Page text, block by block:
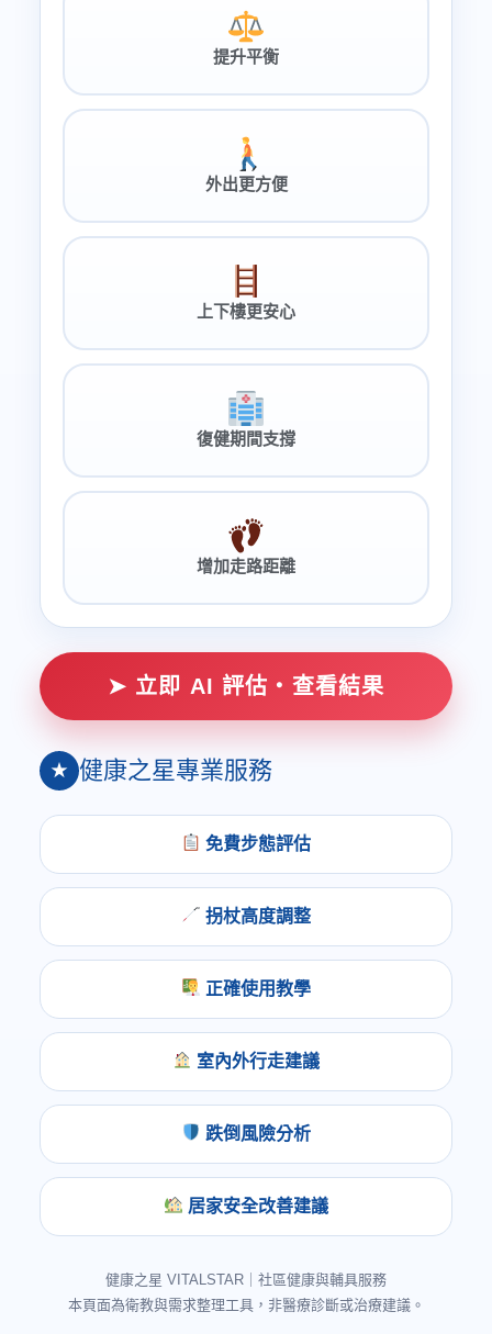
提升平衡
外出更方便
上下樓更安心
復健期間支撐
增加走路距離
➤ 立即 AI 評估・查看結果
★ 健康之星專業服務
免費步態評估
拐杖高度調整
正確使用教學
室內外行走建議
跌倒風險分析
居家安全改善建議
健康之星 VITALSTAR｜社區健康與輔具服務
本頁面為衛教與需求整理工具，非醫療診斷或治療建議。